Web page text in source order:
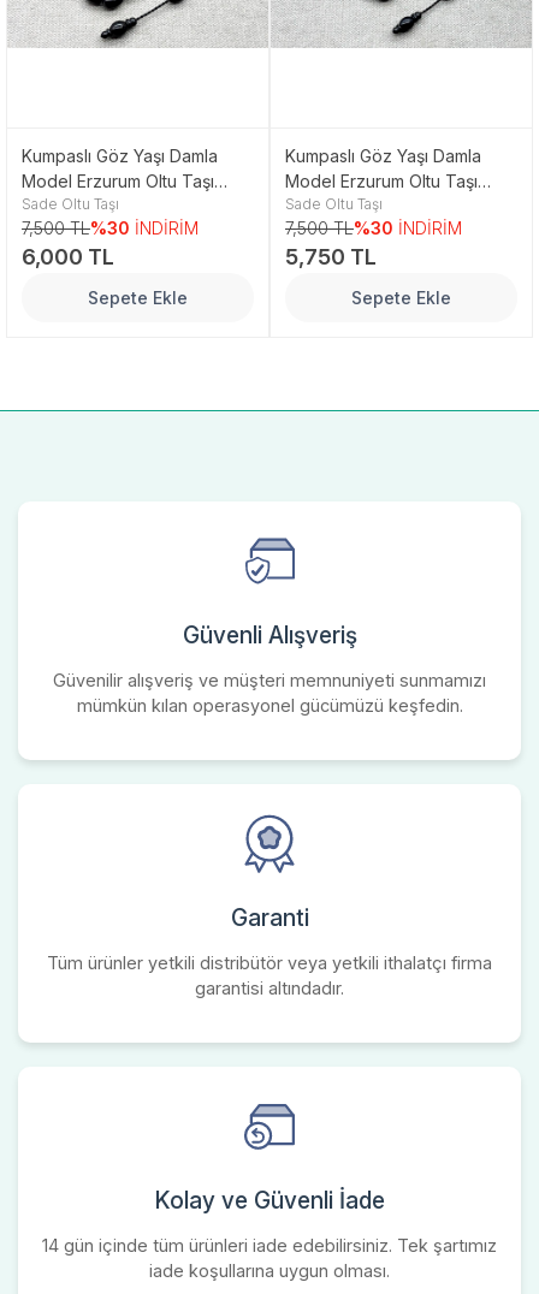
Kumpaslı Göz Yaşı Damla
Model Erzurum Oltu Taşı
Tesbih
Sade Oltu Taşı
7,500 TL%30 İNDİRİM
6,000 TL
Sepete Ekle
Kumpaslı Göz Yaşı Damla
Model Erzurum Oltu Taşı
Tesbih
Sade Oltu Taşı
7,500 TL%30 İNDİRİM
5,750 TL
Sepete Ekle
Güvenli Alışveriş
Güvenilir alışveriş ve müşteri memnuniyeti sunmamızı
mümkün kılan operasyonel gücümüzü keşfedin.
Garanti
Tüm ürünler yetkili distribütör veya yetkili ithalatçı firma
garantisi altındadır.
Kolay ve Güvenli İade
14 gün içinde tüm ürünleri iade edebilirsiniz. Tek şartımız
iade koşullarına uygun olması.